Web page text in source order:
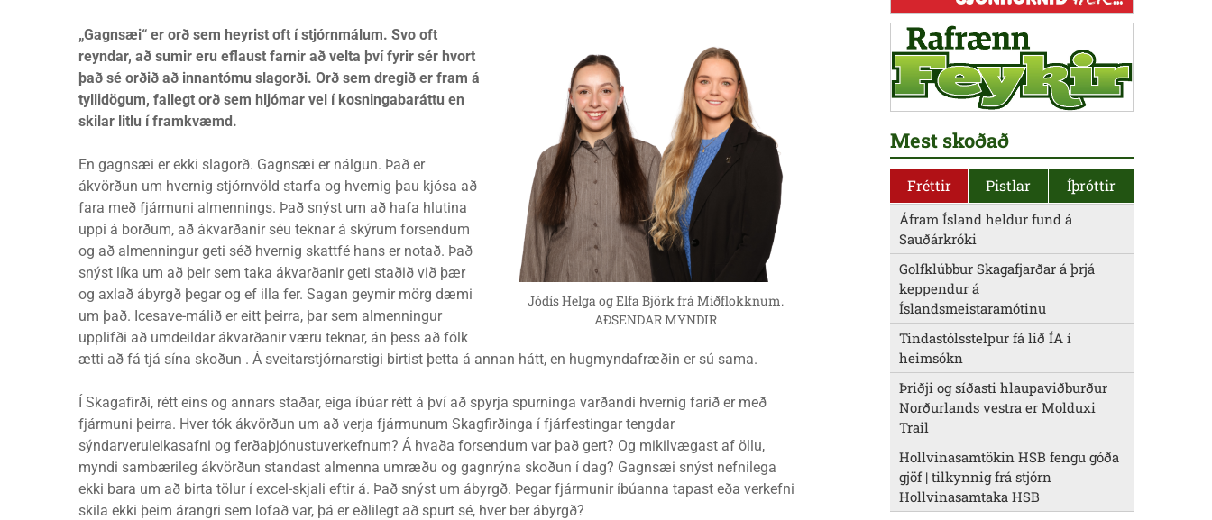
Jódís Helga og Elfa Björk frá Miðflokknum.
AÐSENDAR MYNDIR
„Gagnsæi“ er orð sem heyrist oft í stjórnmálum. Svo oft
reyndar, að sumir eru eflaust farnir að velta því fyrir sér hvort
það sé orðið að innantómu slagorði. Orð sem dregið er fram á
tyllidögum, fallegt orð sem hljómar vel í kosningabaráttu en
skilar litlu í framkvæmd.
En gagnsæi er ekki slagorð. Gagnsæi er nálgun. Það er
ákvörðun um hvernig stjórnvöld starfa og hvernig þau kjósa að
fara með fjármuni almennings. Það snýst um að hafa hlutina
uppi á borðum, að ákvarðanir séu teknar á skýrum forsendum
og að almenningur geti séð hvernig skattfé hans er notað. Það
snýst líka um að þeir sem taka ákvarðanir geti staðið við þær
og axlað ábyrgð þegar og ef illa fer. Sagan geymir mörg dæmi
um það. Icesave-málið er eitt þeirra, þar sem almenningur
upplifði að umdeildar ákvarðanir væru teknar, án þess að fólk
ætti að fá tjá sína skoðun . Á sveitarstjórnarstigi birtist þetta á annan hátt, en hugmyndafræðin er sú sama.
Í Skagafirði, rétt eins og annars staðar, eiga íbúar rétt á því að spyrja spurninga varðandi hvernig farið er með
fjármuni þeirra. Hver tók ákvörðun um að verja fjármunum Skagfirðinga í fjárfestingar tengdar
sýndarveruleikasafni og ferðaþjónustuverkefnum? Á hvaða forsendum var það gert? Og mikilvægast af öllu,
myndi sambærileg ákvörðun standast almenna umræðu og gagnrýna skoðun í dag? Gagnsæi snýst nefnilega
ekki bara um að birta tölur í excel-skjali eftir á. Það snýst um ábyrgð. Þegar fjármunir íbúanna tapast eða verkefni
skila ekki þeim árangri sem lofað var, þá er eðlilegt að spurt sé, hver ber ábyrgð?
Mest skoðað
Fréttir Pistlar Íþróttir
Áfram Ísland heldur fund á
Sauðárkróki
Golfklúbbur Skagafjarðar á þrjá
keppendur á
Íslandsmeistaramótinu
Tindastólsstelpur fá lið ÍA í
heimsókn
Þriðji og síðasti hlaupaviðburður
Norðurlands vestra er Molduxi
Trail
Hollvinasamtökin HSB fengu góða
gjöf | tilkynnig frá stjórn
Hollvinasamtaka HSB